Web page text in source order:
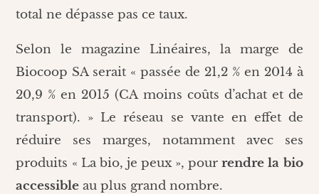
total ne dépasse pas ce taux.
Selon le magazine Linéaires, la marge de
Biocoop SA serait « passée de 21,2 % en 2014 à
20,9 % en 2015 (CA moins coûts d’achat et de
transport). » Le réseau se vante en effet de
réduire ses marges, notamment avec ses
produits « La bio, je peux », pourrendre la bio
accessible au plus grand nombre.